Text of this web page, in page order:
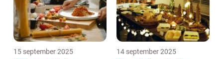
15 september 2025 14 september 2025